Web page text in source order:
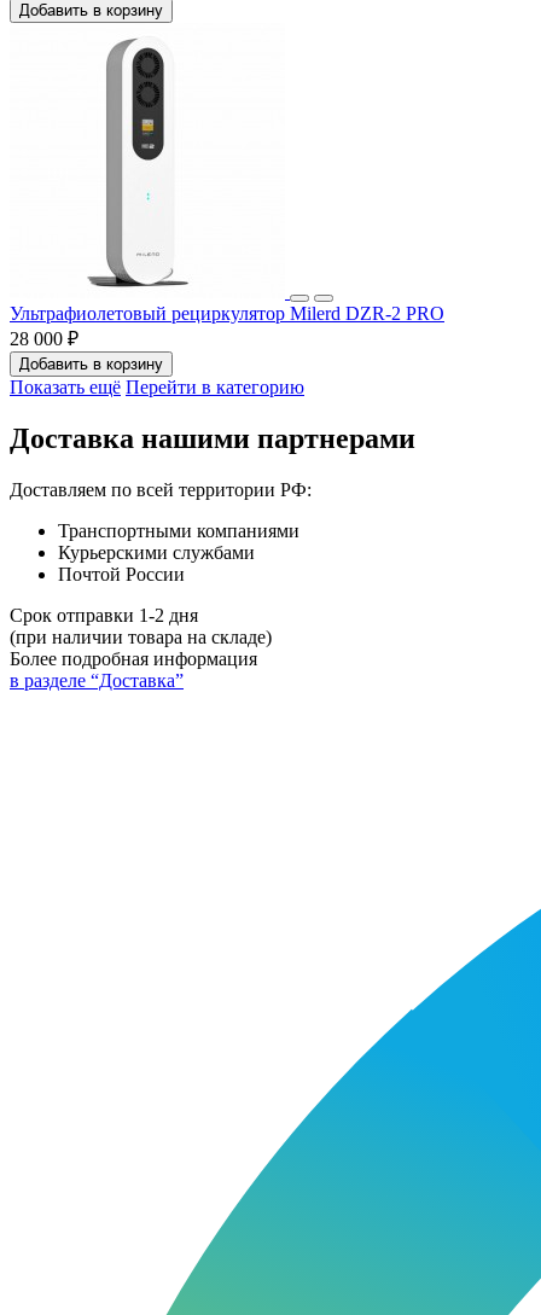
Добавить в корзину
Ультрафиолетовый рециркулятор Milerd DZR-2 PRO
28 000 ₽
Добавить в корзину
Показать ещё Перейти в категорию
Доставка нашими партнерами
Доставляем по всей территории РФ:
Транспортными компаниями
Курьерскими службами
Почтой России
Срок отправки 1-2 дня
(при наличии товара на складе)
Более подробная информация
в разделе “Доставка”